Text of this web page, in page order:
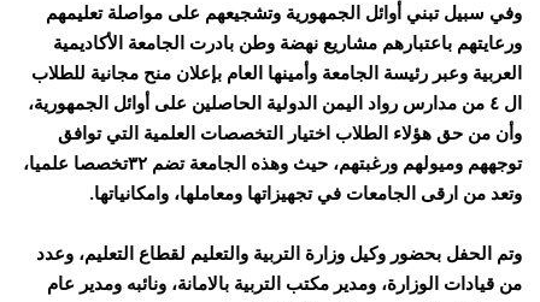
وفي سبيل تبني أوائل الجمهورية وتشجيعهم على مواصلة تعليمهم
ورعايتهم باعتبارهم مشاريع نهضة وطن بادرت الجامعة الأكاديمية
العربية وعبر رئيسة الجامعة وأمينها العام بإعلان منح مجانية للطلاب
ال ٤ من مدارس رواد اليمن الدولية الحاصلين على أوائل الجمهورية،
وأن من حق هؤلاء الطلاب اختيار التخصصات العلمية التي توافق
توجههم وميولهم ورغبتهم، حيث وهذه الجامعة تضم ٣٢تخصصا علميا،
وتعد من ارقى الجامعات في تجهيزاتها ومعاملها، وامكانياتها.
وتم الحفل بحضور وكيل وزارة التربية والتعليم لقطاع التعليم، وعدد
من قيادات الوزارة، ومدير مكتب التربية بالامانة، ونائبه ومدير عام